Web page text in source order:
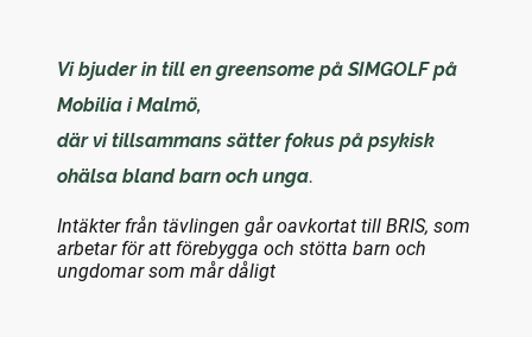
Vi bjuder in till en greensome på SIMGOLF på
Mobilia i Malmö,
där vi tillsammans sätter fokus på psykisk
ohälsa bland barn och unga.
Intäkter från tävlingen går oavkortat till BRIS, som
arbetar för att förebygga och stötta barn och ​
ungdomar som mår dåligt